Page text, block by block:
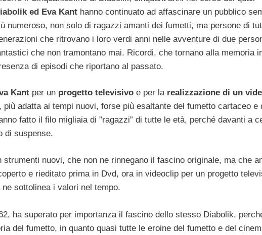
ed Eva Kant hanno continuato ad affascinare un pubblico
numeroso, non solo di ragazzi amanti dei fumetti, ma persone di
che ritrovano i loro verdi anni nelle avventure di due
che non tramontano mai. Ricordi, che tornano alla memoria
di episodi che riportano al passato.
Kant per un progetto televisivo e per la realizzazione di un
adatta ai tempi nuovi, forse più esaltante del fumetto cartaceo e
fatto il filo migliaia di ”ragazzi” di tutte le età, perché davanti a
di suspense.
nuovi, che non ne rinnegano il fascino originale, ma che
e rieditato prima in Dvd, ora in videoclip per un progetto
sottolinea i valori nel tempo.
ha superato per importanza il fascino dello stesso Diabolik,
del fumetto, in quanto quasi tutte le eroine del fumetto e del